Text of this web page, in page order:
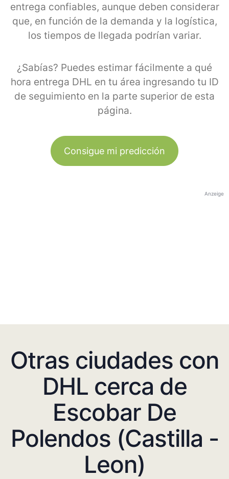
entrega confiables, aunque deben considerar
que, en función de la demanda y la logística,
los tiempos de llegada podrían variar.
¿Sabías? Puedes estimar fácilmente a qué
hora entrega DHL en tu área ingresando tu ID
de seguimiento en la parte superior de esta
página.
Consigue mi predicción
Anzeige
Otras ciudades con
DHL cerca de
Escobar De
Polendos (Castilla -
Leon)